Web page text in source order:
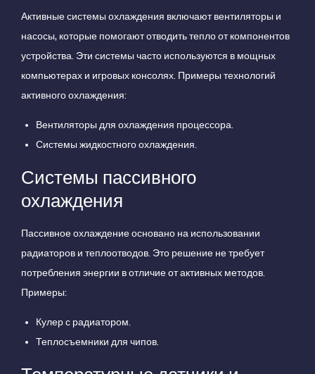
Активные системы охлаждения включают вентиляторы и
насосы, которые помогают отводить тепло от компонентов
устройства. Эти системы часто используются в мощных
компьютерах и игровых консолях. Примеры технологий
активного охлаждения:
Вентиляторы для охлаждения процессора.
Системы жидкостного охлаждения.
Системы пассивного
охлаждения
Пассивное охлаждение основано на использовании
радиаторов и теплоотводов. Это решение не требует
потребления энергии в отличие от активных методов.
Примеры:
Кулер с радиатором.
Теплосъемники для чипов.